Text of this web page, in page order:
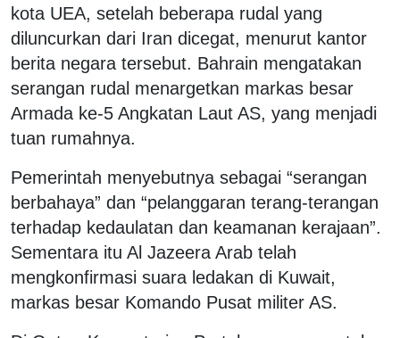
kota UEA, setelah beberapa rudal yang
diluncurkan dari Iran dicegat, menurut kantor
berita negara tersebut. Bahrain mengatakan
serangan rudal menargetkan markas besar
Armada ke-5 Angkatan Laut AS, yang menjadi
tuan rumahnya.
Pemerintah menyebutnya sebagai “serangan
berbahaya” dan “pelanggaran terang-terangan
terhadap kedaulatan dan keamanan kerajaan”.
Sementara itu Al Jazeera Arab telah
mengkonfirmasi suara ledakan di Kuwait,
markas besar Komando Pusat militer AS.